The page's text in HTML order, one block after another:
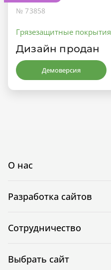
№ 73858
Грязезащитные покрытия
Дизайн продан
Демоверсия
О нас
Разработка сайтов
Сотрудничество
Выбрать сайт